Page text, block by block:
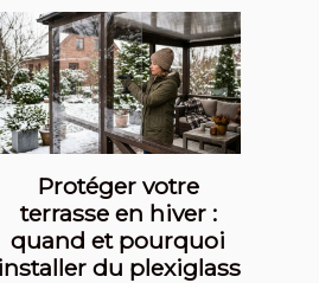
Protéger votre
terrasse en hiver :
quand et pourquoi
installer du plexiglass